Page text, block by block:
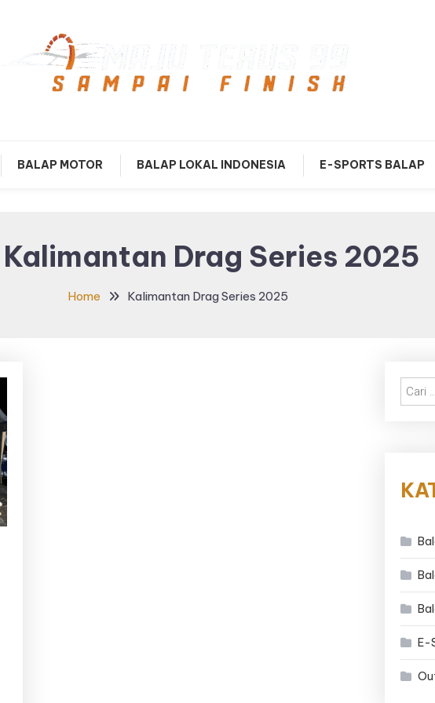
Maju Terus99
BALAP MOTOR BALAP LOKAL INDONESIA E-SPORTS BALAP
Kalimantan Drag Series 2025
Home Kalimantan Drag Series 2025
E-